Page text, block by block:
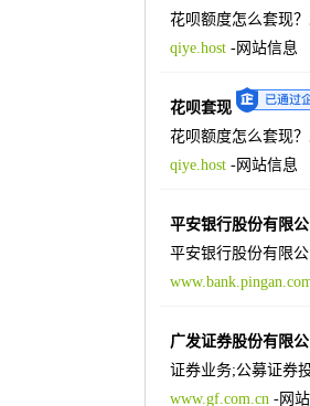
花呗额度怎么套现
qiye.host-网站信息
花呗套现
花呗额度怎么套现
qiye.host-网站信息
平安银行股份有限
平安银行股份有限
广发证券股份有限
证券业务;公募证券
www.gf.com.cn-网